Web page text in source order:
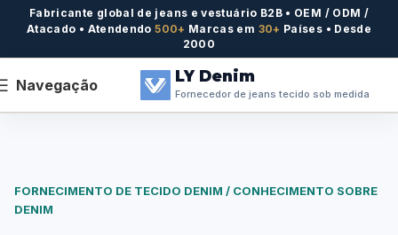
Fabricante global de jeans e vestuário B2B • OEM / ODM /
Atacado • Atendendo500+ Marcas em 30+ Países • Desde
2000
Navegação LY Denim
Fornecedor de jeans tecido sob medida
FORNECIMENTO DE TECIDO DENIM / CONHECIMENTO SOBRE
DENIM